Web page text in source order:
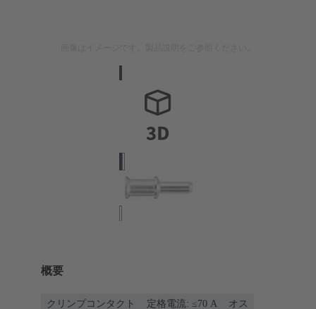
概要
クリンプコンタクト 定格電流: ≤70 A
オス